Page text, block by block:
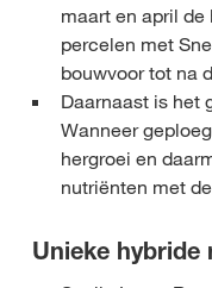
maart en april de
percelen met
bouwvoor tot na
Daarnaast is het
Wanneer
hergroei en
nutriënten met
Unieke hybride